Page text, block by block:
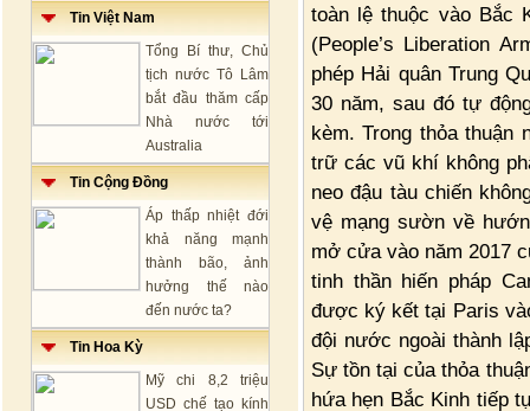
Tin Việt Nam
Tổng Bí thư, Chủ
tịch nước Tô Lâm
bắt đầu thăm cấp
Nhà nước tới
Australia
Tin Cộng Đồng
Áp thấp nhiệt đới
khả năng mạnh
thành bão, ảnh
hưởng thế nào
đến nước ta?
Tin Hoa Kỳ
Mỹ chi 8,2 triệu
USD chế tạo kính
toàn lệ thuộc vào Bắc
(People’s Liberation
phép Hải quân Trung
30 năm, sau đó tự
kèm. Trong thỏa thuận
trữ các vũ khí không
neo đậu tàu chiến
vệ mạng sườn về
mở cửa vào năm 2017
tinh thần hiến pháp
được ký kết tại Paris
đội nước ngoài thành
Sự tồn tại của thỏa
hứa hẹn Bắc Kinh tiếp